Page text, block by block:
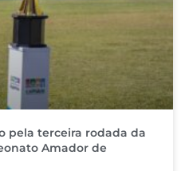
pela terceira rodada da
Amador de